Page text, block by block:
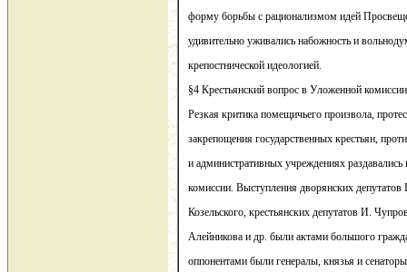
форму борьбы с рационализмом идей
удивительно уживались набожность и
крепостнической идеологией.
§4 Крестьянский вопрос в Уложенной комиссии
Резкая критика помещичьего произвола,
закрепощения государственных крестьян,
и административных учреждениях
комиссии. Выступления дворянских
Козельского, крестьянских депутатов И.
Алейникова и др. были актами большого
оппонентами были генералы, князья и